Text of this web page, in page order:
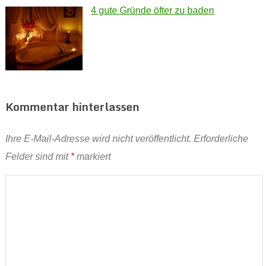
4 gute Gründe öfter zu baden
Kommentar hinterlassen
Ihre E-Mail-Adresse wird nicht veröffentlicht. Erforderliche
Felder sind mit *markiert